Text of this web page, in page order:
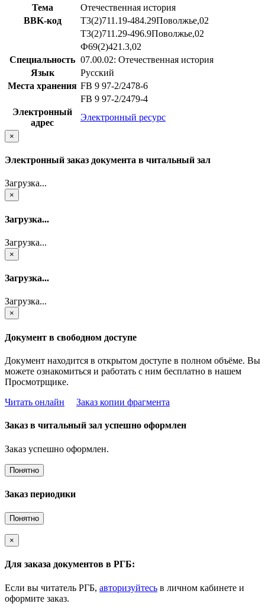
Тема
Отечественная история
BBK-код
Т3(2)711.19-484.29Поволжье,02
Т3(2)711.29-496.9Поволжье,02
Ф69(2)421.3,02
Специальность 07.00.02: Отечественная история
Язык
Русский
Места хранения FB 9 97-2/2478-6
FB 9 97-2/2479-4
Электронный
адрес
Электронный ресурс
×
Электронный заказ документа в читальный зал
Загрузка...
×
Загрузка...
Загрузка...
×
Загрузка...
Загрузка...
×
Документ в свободном доступе
Документ находится в открытом доступе в полном объёме. Вы
можете ознакомиться и работать с ним бесплатно в нашем
Просмотрщике.
Читать онлайн
Заказ копии фрагмента
Заказ в читальный зал успешно оформлен
Заказ успешно оформлен.
Понятно
Заказ периодики
Понятно
×
Для заказа документов в РГБ:
Если вы читатель РГБ, авторизуйтесь в личном кабинете и
оформите заказ.